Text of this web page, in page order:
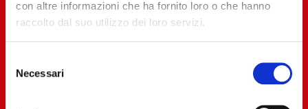
con altre informazioni che ha fornito loro o che hanno
raccolto dal suo utilizzo dei loro servizi.
delNecessari